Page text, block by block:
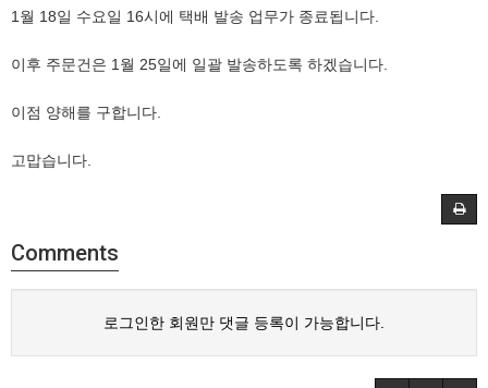
1월 18일 수요일 16시에 택배 발송 업무가 종료됩니다.
이후 주문건은 1월 25일에 일괄 발송하도록 하겠습니다.
이점 양해를 구합니다.
고맙습니다.
Comments
로그인한 회원만 댓글 등록이 가능합니다.